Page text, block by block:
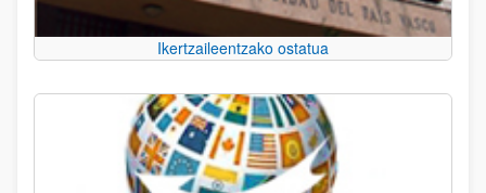
Ikertzaileentzako ostatua